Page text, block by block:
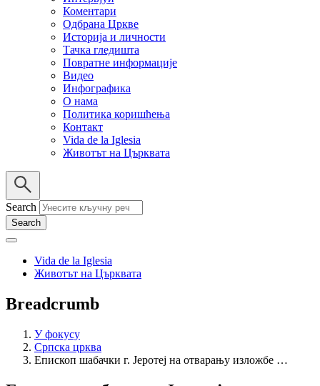
Коментари
Одбрана Цркве
Историја и личности
Тачка гледишта
Повратне информације
Видео
Инфографика
О нама
Политика коришћења
Контакт
Vida de la Iglesia
Животът на Църквата
Search
Vida de la Iglesia
Животът на Църквата
Breadcrumb
У фокусу
Српска црква
Епископ шабачки г. Јеротеј на отварању изложбе …